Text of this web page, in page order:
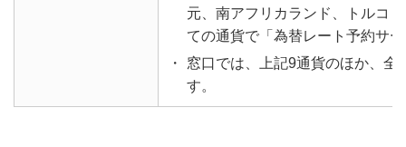
元、南アフリカランド、トルコ
ての通貨で「為替レート予約サ
・
窓口では、上記9通貨のほか、全
す。